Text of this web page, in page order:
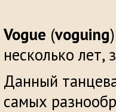
Vogue (voguing
несколько лет,
Данный
самых